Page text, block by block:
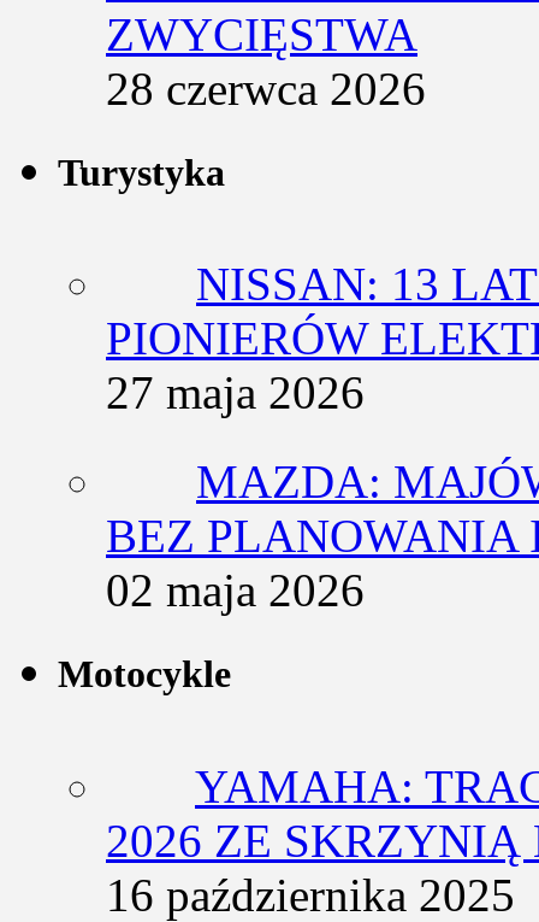
ZWYCIĘSTWA
28 czerwca 2026
Turystyka
NISSAN: 13
PIONIERÓW
27 maja 2026
MAZDA:
BEZ PLANOWANIA
02 maja 2026
Motocykle
YAMAHA:
2026 ZE
16 października 2025